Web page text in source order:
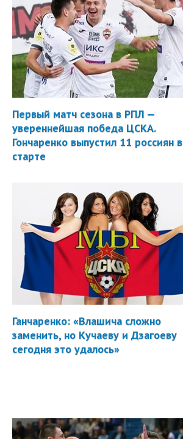
Первый матч сезона в РПЛ —
увереннейшая победа ЦСКА.
Гончаренко выпустил 11 россиян в
старте
Ганчаренко: «Влашича сложно
заменить, но Кучаеву и Дзагоеву
сегодня это удалось»